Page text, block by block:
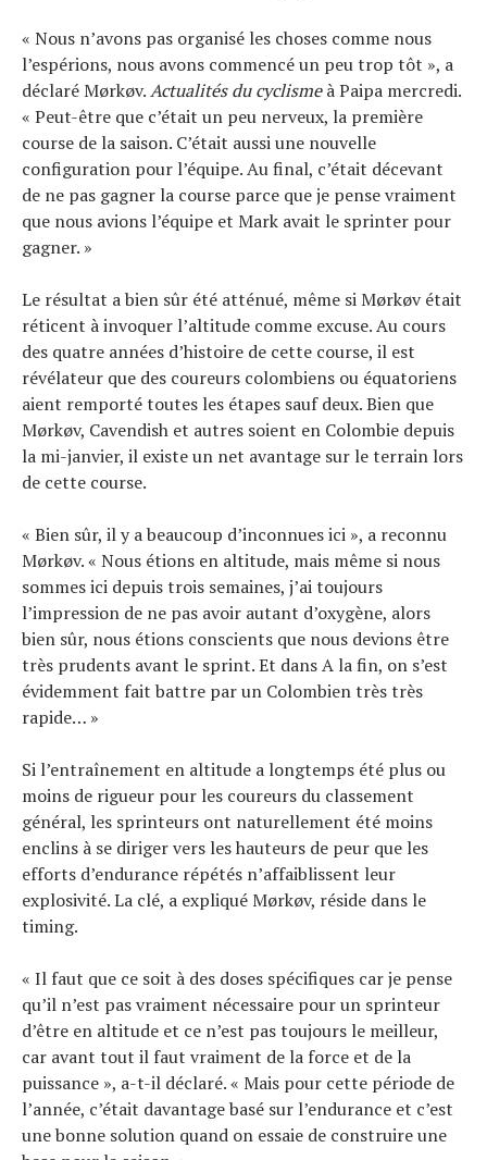
« Nous n’avons pas organisé les choses comme nous
l’espérions, nous avons commencé un peu trop tôt », a
déclaré Mørkøv.Actualités du cyclismeà Paipa mercredi.
« Peut-être que c’était un peu nerveux, la première
course de la saison. C’était aussi une nouvelle
configuration pour l’équipe. Au final, c’était décevant
de ne pas gagner la course parce que je pense vraiment
que nous avions l’équipe et Mark avait le sprinter pour
gagner. »
Le résultat a bien sûr été atténué, même si Mørkøv était
réticent à invoquer l’altitude comme excuse. Au cours
des quatre années d’histoire de cette course, il est
révélateur que des coureurs colombiens ou équatoriens
aient remporté toutes les étapes sauf deux. Bien que
Mørkøv, Cavendish et autres soient en Colombie depuis
la mi-janvier, il existe un net avantage sur le terrain lors
de cette course.
« Bien sûr, il y a beaucoup d’inconnues ici », a reconnu
Mørkøv. « Nous étions en altitude, mais même si nous
sommes ici depuis trois semaines, j’ai toujours
l’impression de ne pas avoir autant d’oxygène, alors
bien sûr, nous étions conscients que nous devions être
très prudents avant le sprint. Et dans A la fin, on s’est
évidemment fait battre par un Colombien très très
rapide… »
Si l’entraînement en altitude a longtemps été plus ou
moins de rigueur pour les coureurs du classement
général, les sprinteurs ont naturellement été moins
enclins à se diriger vers les hauteurs de peur que les
efforts d’endurance répétés n’affaiblissent leur
explosivité. La clé, a expliqué Mørkøv, réside dans le
timing.
« Il faut que ce soit à des doses spécifiques car je pense
qu’il n’est pas vraiment nécessaire pour un sprinteur
d’être en altitude et ce n’est pas toujours le meilleur,
car avant tout il faut vraiment de la force et de la
puissance », a-t-il déclaré. « Mais pour cette période de
l’année, c’était davantage basé sur l’endurance et c’est
une bonne solution quand on essaie de construire une